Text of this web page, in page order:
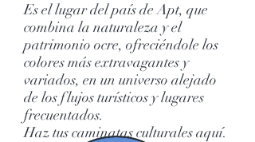
Es el lugar del país de Apt, que
combina la naturaleza y el
patrimonio ocre, ofreciéndole los
colores más extravagantes y
variados, en un universo alejado
de los flujos turísticos y lugares
frecuentados.
Haz tus caminatas culturales aquí.